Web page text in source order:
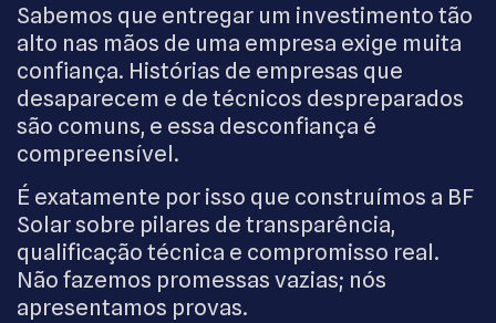
Sabemos que entregar um investimento tão
alto nas mãos de uma empresa exige muita
confiança. Histórias de empresas que
desaparecem e de técnicos despreparados
são comuns, e essa desconfiança é
compreensível.
É exatamente por isso que construímos a BF
Solar sobre pilares de transparência,
qualificação técnica e compromisso real.
Não fazemos promessas vazias; nós
apresentamos provas.